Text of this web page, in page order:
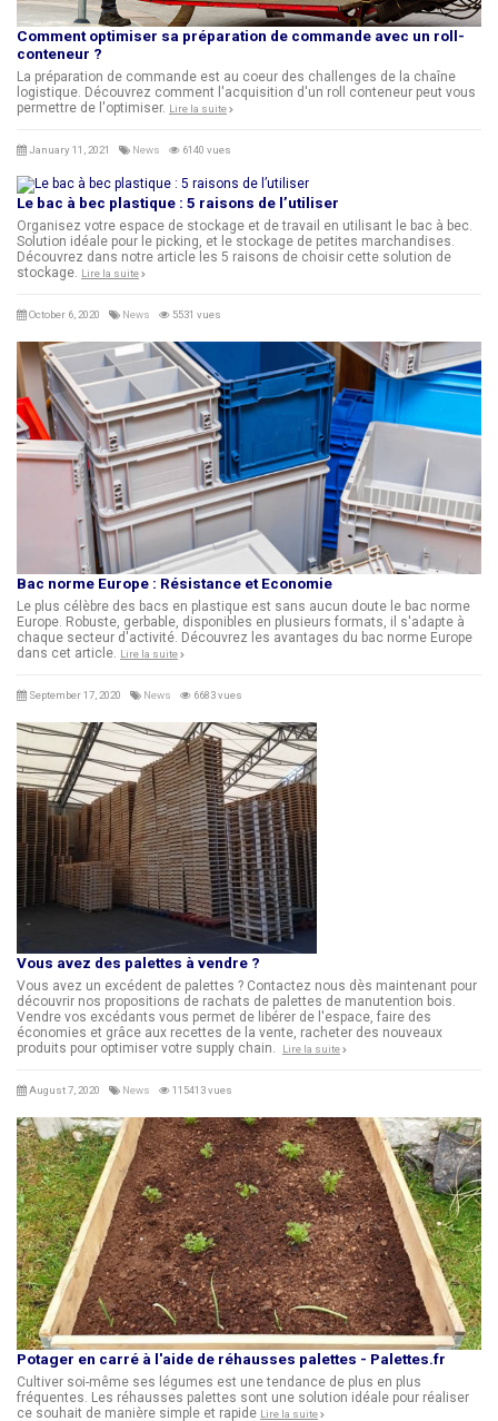
Comment optimiser sa préparation de commande avec un roll-
conteneur ?
La préparation de commande est au coeur des challenges de la chaîne
logistique. Découvrez comment l'acquisition d'un roll conteneur peut vous
permettre de l'optimiser. Lire la suite
January 11, 2021 News 6140 vues
Le bac à bec plastique : 5 raisons de l’utiliser
Organisez votre espace de stockage et de travail en utilisant le bac à bec.
Solution idéale pour le picking, et le stockage de petites marchandises.
Découvrez dans notre article les 5 raisons de choisir cette solution de
stockage. Lire la suite
October 6, 2020 News 5531 vues
Bac norme Europe : Résistance et Economie
Le plus célèbre des bacs en plastique est sans aucun doute le bac norme
Europe. Robuste, gerbable, disponibles en plusieurs formats, il s'adapte à
chaque secteur d'activité. Découvrez les avantages du bac norme Europe
dans cet article. Lire la suite
September 17, 2020 News 6683 vues
Vous avez des palettes à vendre ?
Vous avez un excédent de palettes ? Contactez nous dès maintenant pour
découvrir nos propositions de rachats de palettes de manutention bois.
Vendre vos excédants vous permet de libérer de l'espace, faire des
économies et grâce aux recettes de la vente, racheter des nouveaux
produits pour optimiser votre supply chain.
Lire la suite
August 7, 2020 News 115413 vues
Potager en carré à l'aide de réhausses palettes - Palettes.fr
Cultiver soi-même ses légumes est une tendance de plus en plus
fréquentes. Les réhausses palettes sont une solution idéale pour réaliser
ce souhait de manière simple et rapide Lire la suite